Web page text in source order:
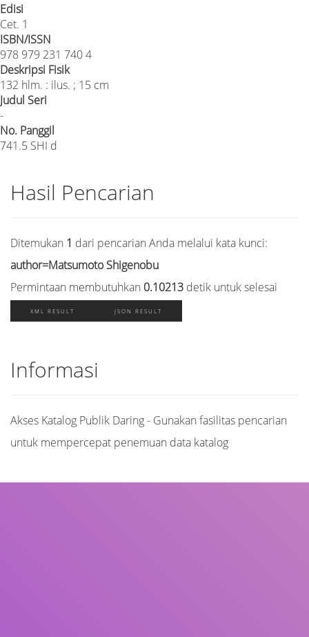
Edisi
Cet. 1
ISBN/ISSN
978 979 231 740 4
Deskripsi Fisik
132 hlm. : ilus. ; 15 cm
Judul Seri
-
No. Panggil
741.5 SHI d
Hasil Pencarian
Ditemukan 1 dari pencarian Anda melalui kata kunci:
author=Matsumoto Shigenobu
Permintaan membutuhkan 0.10213 detik untuk selesai
XML RESULT JSON RESULT
Informasi
Akses Katalog Publik Daring - Gunakan fasilitas pencarian
untuk mempercepat penemuan data katalog